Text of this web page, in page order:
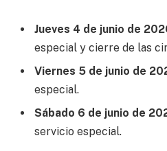
Jueves 4 de junio de
especial y cierre de las
Viernes 5 de junio de
especial.
Sábado 6 de junio de
servicio especial.